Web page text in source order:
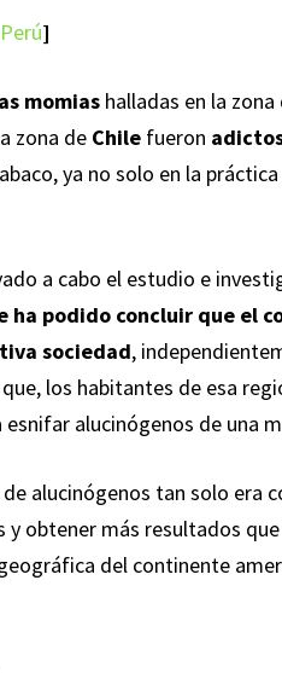
]
momias halladas en la
zona de Chile fueron
ya no solo en la
a cabo el estudio e
ha podido concluir que el
sociedad,
los habitantes de esa
alucinógenos de una
alucinógenos tan solo era
y obtener más resultados
del continente